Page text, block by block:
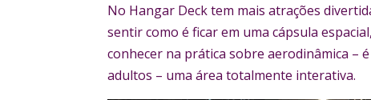
No Hangar Deck tem mais atrações
sentir como é ficar em uma cápsula
conhecer na prática sobre aerodinâmica –
adultos – uma área totalmente interativa.